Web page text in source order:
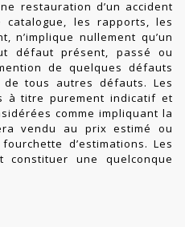
restauration d’un accident
catalogue, les rapports, les
n’implique nullement qu’un
défaut présent, passé ou
de quelques défauts
de tous autres défauts. Les
à titre purement indicatif et
comme impliquant la
vendu au prix estimé ou
d’estimations. Les
constituer une quelconque